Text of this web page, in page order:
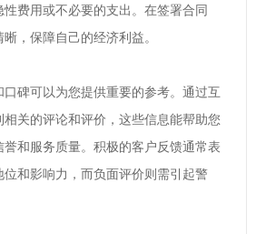
费用或不必要的支出。在签署合同
，保障自己的经济利益。
碑可以为您提供重要的参考。通过互
关的评论和评价，这些信息能帮助您
和服务质量。积极的客户反馈通常表
和影响力，而负面评价则需引起警